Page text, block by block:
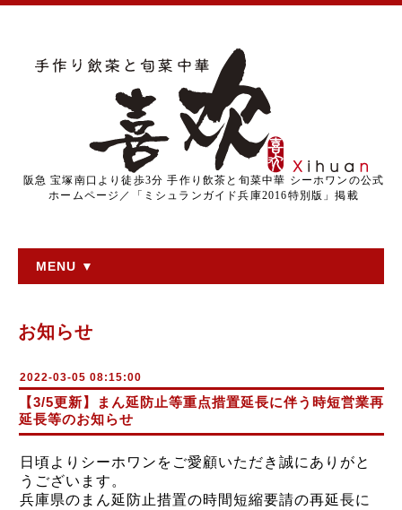
阪急 宝塚南口より徒歩3分 手作り飲茶と旬菜中華 シーホワンの公式
ホームページ／「ミシュランガイド兵庫2016特別版」掲載
MENU ▼
お知らせ
2022-03-05 08:15:00
【3/5更新】まん延防止等重点措置延長に伴う時短営業再
延長等のお知らせ
日頃よりシーホワンをご愛顧いただき誠にありがと
うございます。
兵庫県の まん延防止措置の時間短縮要請の再延長に